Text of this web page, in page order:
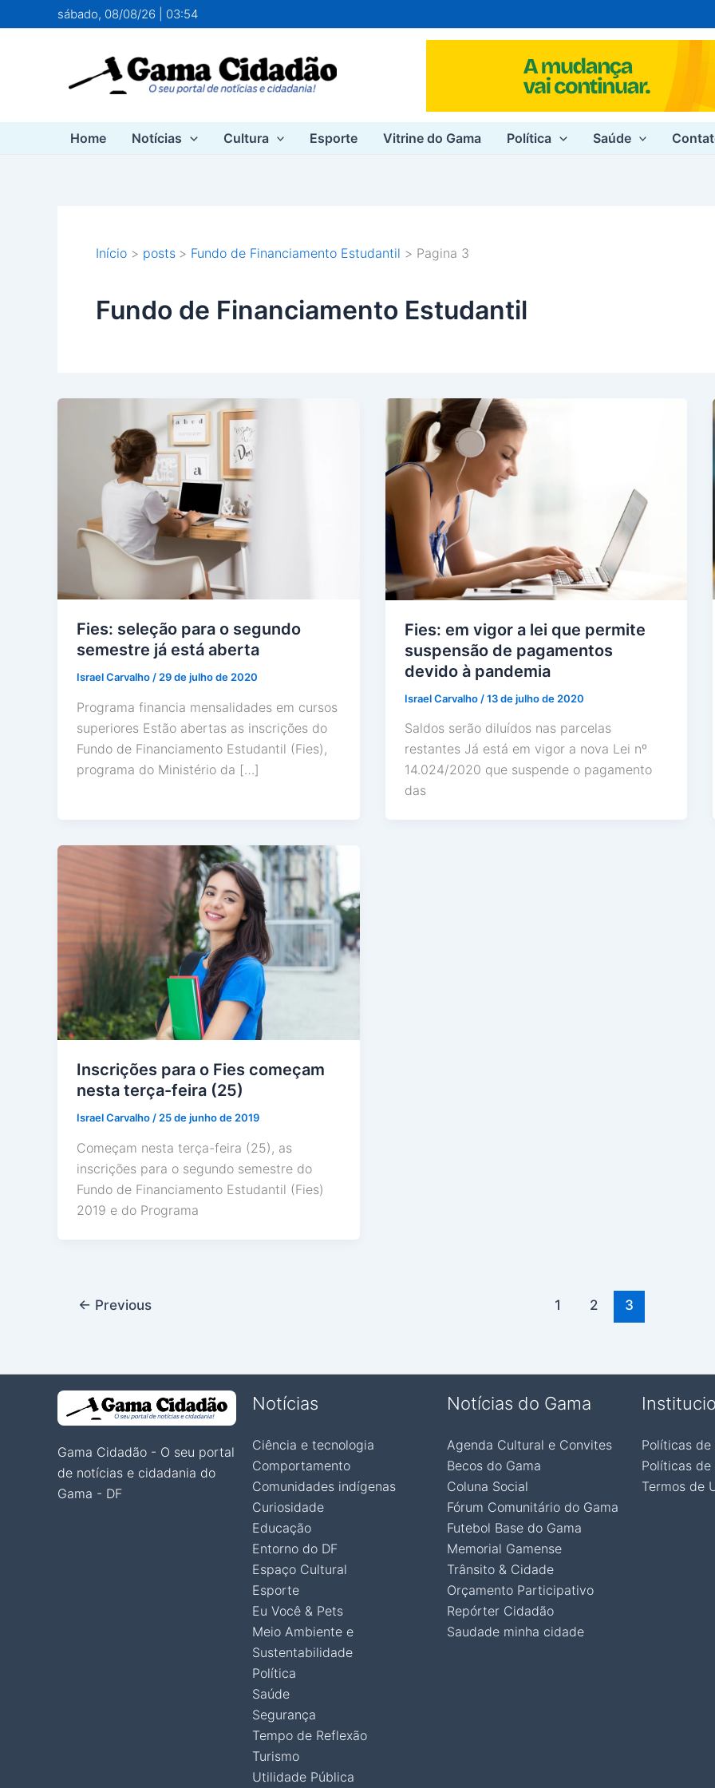
para
sábado, 08/08/26 | 03:54
Home Notícias Cultura Esporte Vitrine do Gama Política Saúde
Início posts Fundo de Financiamento Estudantil Pagina 3
Fundo de Financiamento Estudantil
Fies: seleção para o segundo
semestre já está aberta
Israel Carvalho/29 de julho de 2020
Programa financia mensalidades em cursos
superiores Estão abertas as inscrições do
Fundo de Financiamento Estudantil (Fies),
programa do Ministério da […]
Fies: em vigor a lei que permite
suspensão de pagamentos
devido à pandemia
Israel Carvalho /13 de julho de 2020
Saldos serão diluídos nas parcelas
restantes Já está em vigor a nova Lei nº
14.024/2020 que suspende o pagamento
das
Inscrições para o Fies começam
nesta terça-feira (25)
Israel Carvalho/25 de junho de 2019
Começam nesta terça-feira (25), as
inscrições para o segundo semestre do
Fundo de Financiamento Estudantil (Fies)
2019 e do Programa
← Previous 1 2 3
Gama Cidadão - O seu portal
de notícias e cidadania do
Gama - DF
Notícias
Ciência e tecnologia
Comportamento
Comunidades indígenas
Curiosidade
Educação
Entorno do DF
Espaço Cultural
Esporte
Eu Você & Pets
Meio Ambiente e
Sustentabilidade
Política
Saúde
Segurança
Tempo de Reflexão
Turismo
Utilidade Pública
Notícias do Gama
Agenda Cultural e Convites
Becos do Gama
Coluna Social
Fórum Comunitário do Gama
Futebol Base do Gama
Memorial Gamense
Trânsito & Cidade
Orçamento Participativo
Repórter Cidadão
Saudade minha cidade
Políticas de
Políticas
Termos de